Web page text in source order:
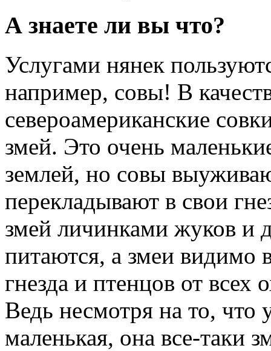
А знаете ли вы что?
Услугами нянек
например, совы! В
североамериканские
змей. Это очень
землей, но совы
перекладывают в свои
змей личинками жуков и
питаются, а змеи видимо
гнезда и птенцов от
Ведь несмотря на то, что
маленькая, она все-таки